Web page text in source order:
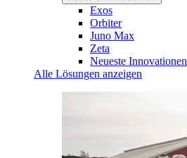
Exos
Orbiter
Juno Max
Zeta
Neueste Innovationen
Alle Lösungen anzeigen